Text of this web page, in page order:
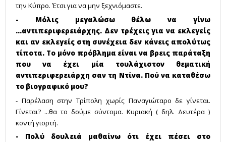
την Κύπρο. Έτσι για να μην ξεχνιόμαστε.
- Μόλις μεγαλώσω θέλω να γίνω
...αντιπεριφερειάρχης. Δεν τρέχεις για να εκλεγείς
και αν εκλεγείς στη συνέχεια δεν κάνεις απολύτως
τίποτα. Το μόνο πρόβλημα είναι να βρεις παράταξη
που να έχει μία τουλάχιστον θεματική
αντιπεριφερειάρχη σαν τη Ντίνα. Πού να καταθέσω
το βιογραφικό μου?
- Παρέλαση στην Τρίπολη χωρίς Παναγιώταρο δε γίνεται.
Γίνεται? ...θα το δούμε σύντομα. Kυριακή ( δηλ. Δευτέρα )
κοντή γιορτή.
- Πολύ δουλειά μαθαίνω ότι έχει πέσει στο